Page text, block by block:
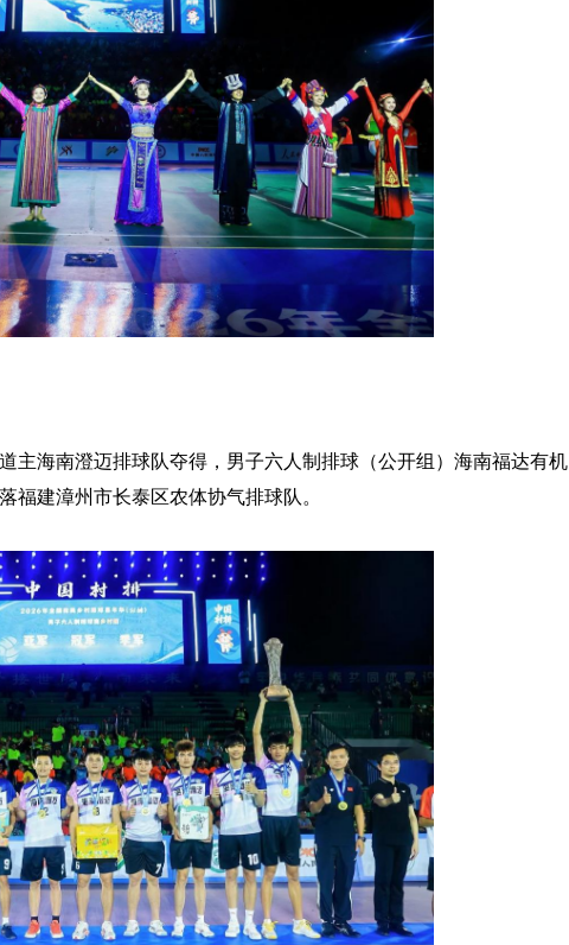
海南澄迈排球队夺得，男子六人制排球（公开组）海南福达有机
福建漳州市长泰区农体协气排球队。